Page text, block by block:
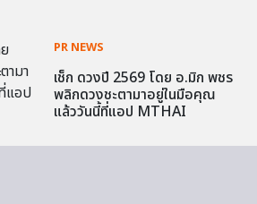
PR NEWS
เช็ก ดวงปี 2569 โดย อ.มิก พชร
พลิกดวงชะตามาอยู่ในมือคุณ
แล้ววันนี้ที่แอป MTHAI